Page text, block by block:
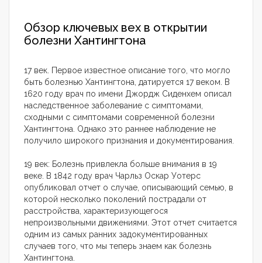
Обзор ключевых вех в открытии
болезни Хантингтона
17 век. Первое известное описание того, что могло
быть болезнью Хантингтона, датируется 17 веком. В
1620 году врач по имени Джордж Сиденхем описал
наследственное заболевание с симптомами,
сходными с симптомами современной болезни
Хантингтона. Однако это раннее наблюдение не
получило широкого признания и документирования.
19 век: Болезнь привлекла больше внимания в 19
веке. В 1842 году врач Чарльз Оскар Уотерс
опубликовал отчет о случае, описывающий семью, в
которой несколько поколений пострадали от
расстройства, характеризующегося
непроизвольными движениями. Этот отчет считается
одним из самых ранних задокументированных
случаев того, что мы теперь знаем как болезнь
Хантингтона.